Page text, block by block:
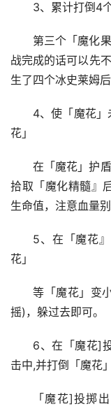
3、累计打倒4
第三个「魔化
战完成的话可以先
生了四个冰史莱姆
4、使「魔花
花」
在「魔花」护
拾取「魔化精髓』
生命值，注意血量
5、在「魔花
花」
等「魔花」变
摇)，躲过去即可。
6、在「魔花]
击中,并打倒「魔花」
「魔花]投掷